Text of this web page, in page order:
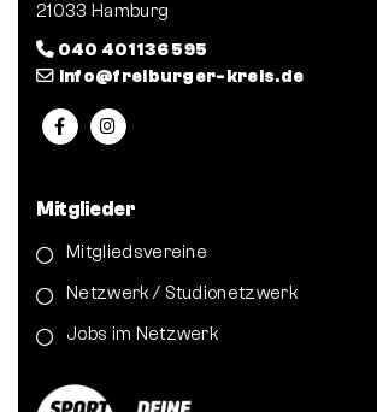
21033 Hamburg
040 401 136 595
info@freiburger-kreis.de
Mitglieder
Mitgliedsvereine
Netzwerk / Studionetzwerk
Jobs im Netzwerk